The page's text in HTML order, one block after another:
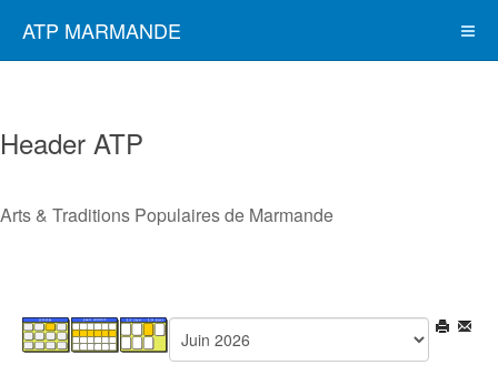
ATP MARMANDE
Header ATP
Arts & Traditions Populaires de Marmande